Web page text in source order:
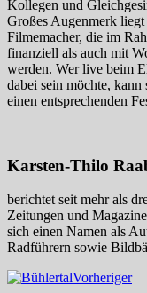
Kollegen und
Großes Augenmerk
Filmemacher, die im
finanziell als auch mit
werden. Wer live beim
dabei sein möchte, kann
einen entsprechenden
Karsten-Thilo
berichtet seit mehr als
Zeitungen und
sich einen Namen als
Radführern sowie
Vorheriger